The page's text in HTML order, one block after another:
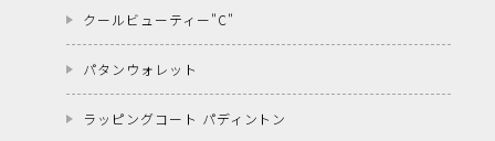
クールビューティー"C"
パタンウォレット
ラッピングコート パディントン